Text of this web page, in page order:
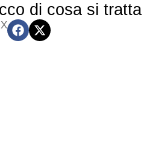
di cosa si tratta
X